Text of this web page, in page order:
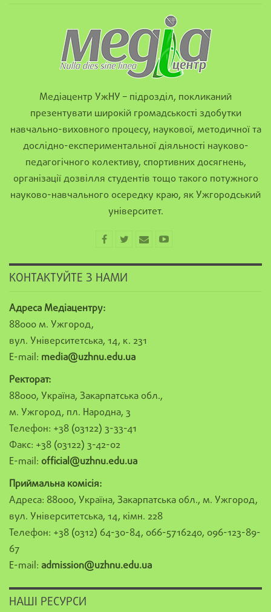
Медіацентр УжНУ – підрозділ, покликаний
презентувати широкій громадськості здобутки
навчально-виховного процесу, наукової, методичної та
дослідно-експериментальної діяльності науково-
педагогічного колективу, спортивних досягнень,
організації дозвілля студентів тощо такого потужного
науково-навчального осередку краю, як Ужгородський
університет.
КОНТАКТУЙТЕ З НАМИ
Адреса Медіацентру:
88000 м. Ужгород,
вул. Університетська, 14, к. 231
E-mail: media@uzhnu.edu.ua
Ректорат:
88000, Україна, Закарпатська обл.,
м. Ужгород, пл. Народна, 3
Телефон: +38 (03122) 3-33-41
Факс: +38 (03122) 3-42-02
E-mail: official@uzhnu.edu.ua
Приймальна комісія:
Адреса: 88000, Україна, Закарпатська обл., м. Ужгород,
вул. Університетська, 14, кімн. 228
Телефон: +38 (0312) 64-30-84, 066-5716240, 096-123-89-
67
E-mail: admission@uzhnu.edu.ua
НАШІ РЕСУРСИ